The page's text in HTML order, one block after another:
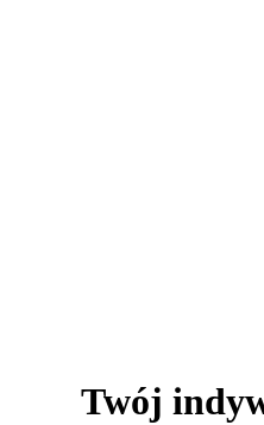
Twój